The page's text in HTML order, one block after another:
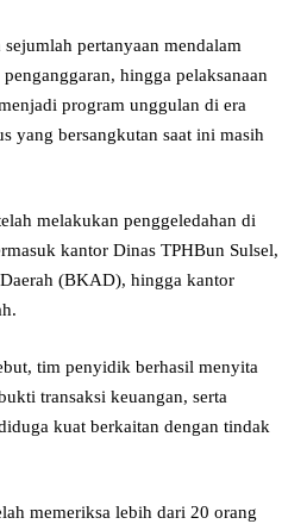
pertanyaan mendalam
hingga pelaksanaan
program unggulan di era
yang bersangkutan saat ini masih
melakukan penggeledahan di
kantor Dinas TPHBun Sulsel,
(BKAD), hingga kantor
tim penyidik berhasil menyita
transaksi keuangan, serta
kuat berkaitan dengan tindak
memeriksa lebih dari 20 orang